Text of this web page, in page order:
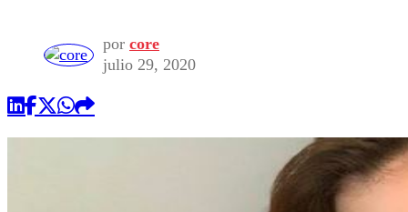
Torneo Internacional
Torneo Nacional
Internacional
Nacional
Programas
Comercial
por core
julio 29, 2020